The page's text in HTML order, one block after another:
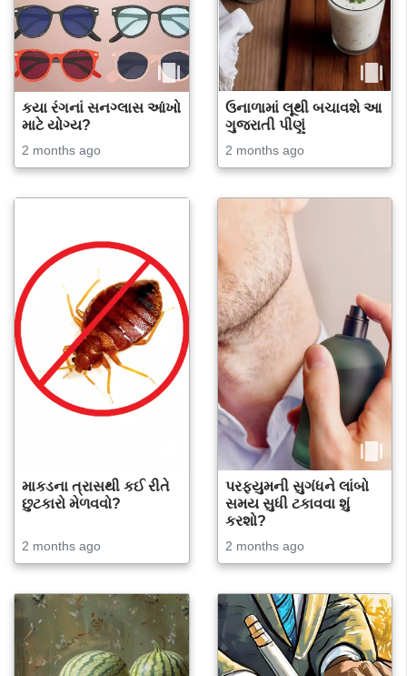
કયા રંગનાં સનગ્લાસ આંખો
માટે યોગ્ય?
2 months ago
ઉનાળામાં લૂથી બચાવશે આ
ગુજરાતી પીણું
2 months ago
માકડના ત્રાસથી કઈ રીતે
છુટકારો મેળવવો?
2 months ago
પરફ્યુમની સુગંધને લાંબો
સમય સુધી ટકાવવા શું
કરશો?
2 months ago